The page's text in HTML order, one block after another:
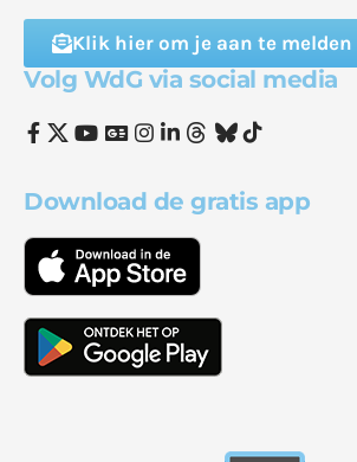
Klik hier om je aan te melden
Volg WdG via social media
Download de gratis app